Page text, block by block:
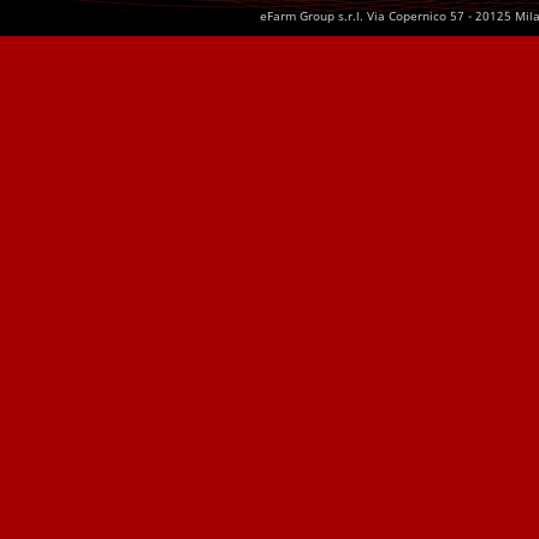
eFarm Group s.r.l. Via Copernico 57 - 20125